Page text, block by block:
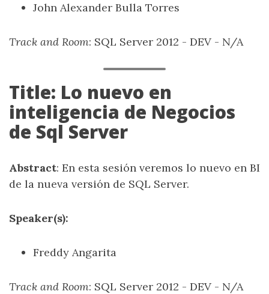
John Alexander Bulla Torres
Track and Room: SQL Server 2012 - DEV - N/A
Title: Lo nuevo en
inteligencia de Negocios
de Sql Server
Abstract: En esta sesión veremos lo nuevo en BI
de la nueva versión de SQL Server.
Speaker(s):
Freddy Angarita
Track and Room: SQL Server 2012 - DEV - N/A